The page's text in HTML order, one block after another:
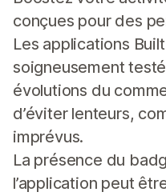
conçues pour des
Les applications
soigneusement
évolutions du
d’éviter lenteurs,
imprévus.
La présence du
l’application peut